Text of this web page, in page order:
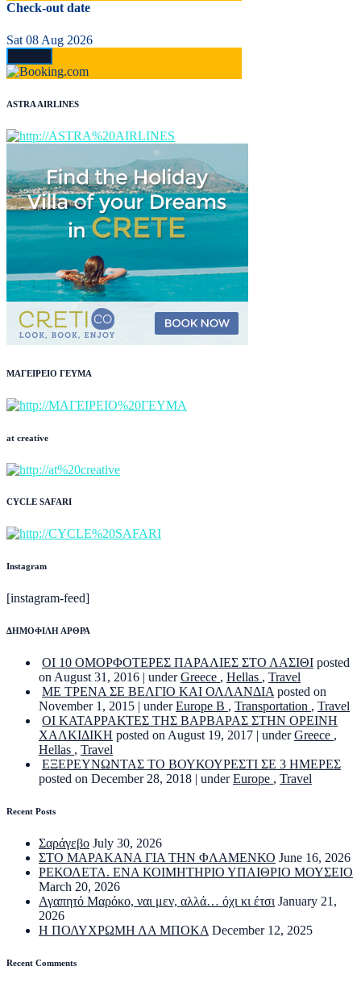
Check-out date
Sat 08 Aug 2026
ASTRA AIRLINES
ΜΑΓΕΙΡΕΙΟ ΓΕΥΜΑ
at creative
CYCLE SAFARI
Instagram
[instagram-feed]
ΔΗΜΟΦΙΛΗ ΑΡΘΡΑ
ΟΙ 10 ΟΜΟΡΦΟΤΕΡΕΣ ΠΑΡΑΛΙΕΣ ΣΤΟ ΛΑΣΙΘΙ posted
on August 31, 2016 | underGreece , Hellas , Travel
ΜΕ ΤΡΕΝΑ ΣΕ ΒΕΛΓΙΟ ΚΑΙ ΟΛΛΑΝΔΙΑ posted on
November 1, 2015 | underEurope B , Transportation , Travel
ΟΙ ΚΑΤΑΡΡΑΚΤΕΣ ΤΗΣ ΒΑΡΒΑΡΑΣ ΣΤΗΝ ΟΡΕΙΝΗ
ΧΑΛΚΙΔΙΚΗ posted on August 19, 2017 | underGreece ,
Hellas , Travel
ΕΞΕΡΕΥΝΩΝΤΑΣ ΤΟ ΒΟΥΚΟΥΡΕΣΤΙ ΣΕ 3 ΗΜΕΡΕΣ
posted on December 28, 2018 | underEurope , Travel
Recent Posts
Σαράγεβο July 30, 2026
ΣΤΟ ΜΑΡΑΚΑΝΑ ΓΙΑ ΤΗΝ ΦΛΑΜΕΝΚΟ June 16, 2026
ΡΕΚΟΛΕΤΑ. ΕΝΑ ΚΟΙΜΗΤΗΡΙΟ ΥΠΑΙΘΡΙΟ ΜΟΥΣΕΙΟ
March 20, 2026
Αγαπητό Μαρόκο, ναι μεν, αλλά… όχι κι έτσι January 21,
2026
Η ΠΟΛΥΧΡΩΜΗ ΛΑ ΜΠΟΚΑ December 12, 2025
Recent Comments